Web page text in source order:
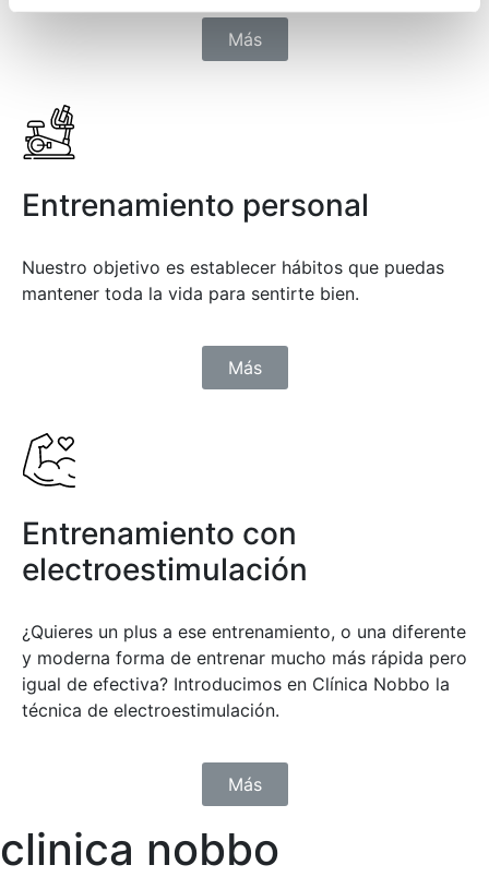
Más
Entrenamiento personal
Nuestro objetivo es establecer hábitos que puedas
mantener toda la vida para sentirte bien.
Más
Entrenamiento con
electroestimulación
¿Quieres un plus a ese entrenamiento, o una diferente
y moderna forma de entrenar mucho más rápida pero
igual de efectiva? Introducimos en Clínica Nobbo la
técnica de electroestimulación.
Más
clinica nobbo